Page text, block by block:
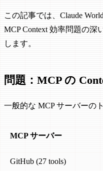
この記事では、Claude
MCP Context 効率問題の
します。
問題：MCP の
一般的な MCP サーバーの
MCP サーバー
GitHub (27 tools)